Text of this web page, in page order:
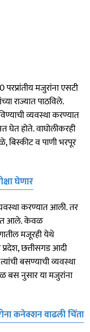
मजुरांना एसटी
राज्यात पाठविले.
व्यवस्था करण्यात
घेत होते. वाघोलीकरही
बिस्कीट व पाणी भरपूर
घेणार
करण्यात आली. तर
आले. केवळ
मजूरही येथे
प्रदेश, छत्तीसगड आदी
बसण्याची व्यवस्था
बस नुसार या मजुरांना
कनेक्शन वाढली चिंता